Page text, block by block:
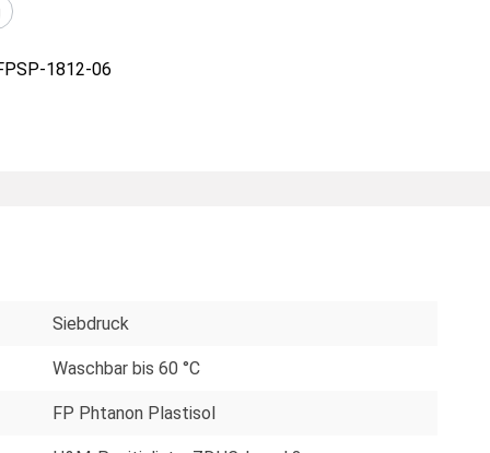
1812-06
Siebdruck
Waschbar bis 60 °C
FP Phtanon Plastisol